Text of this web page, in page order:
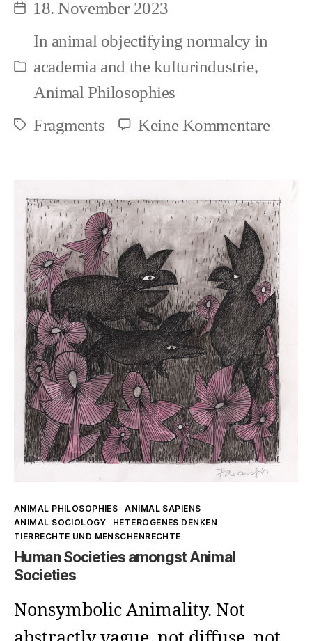
Beitragsdatum
18. November 2023
Kategorien
In animal objectifying normalcy in
academia and the kulturindustrie,
Animal Philosophies
Schlagwörter
Fragments Keine Kommentarezu
Kategorien
ANIMAL PHILOSOPHIES
ANIMAL SAPIENS
ANIMAL SOCIOLOGY
HETEROGENES DENKEN
TIERRECHTE UND MENSCHENRECHTE
Human Societies amongst Animal
Societies
Nonsymbolic Animality. Not